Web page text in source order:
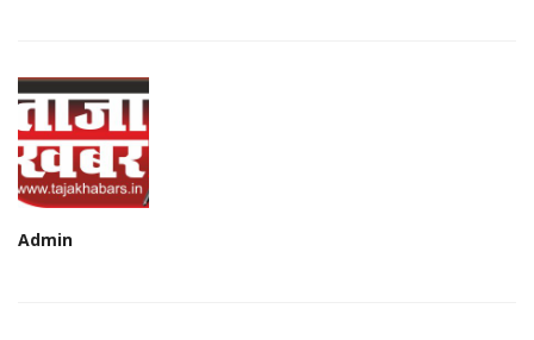
Admin